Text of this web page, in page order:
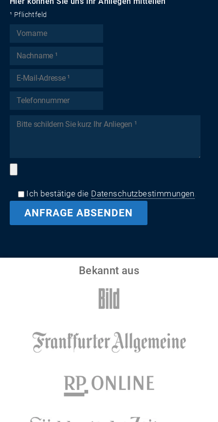
¹ Pflichtfeld
Ich bestätige die Datenschutzbestimmungen.
Bekannt aus